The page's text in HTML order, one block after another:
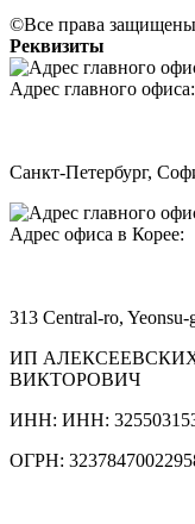
©Все права
Реквизиты
Адрес главного офиса:
Санкт-Петербург,
Адрес офиса в Корее:
313 Central-ro,
ИП
ВИКТОРОВИЧ
ИНН: ИНН:
ОГРН: